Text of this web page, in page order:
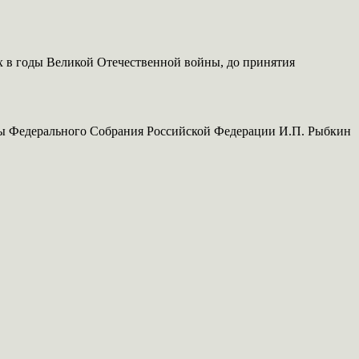
годы Великой Отечественной войны, до принятия
Федерального Собрания Российской Федерации И.П. Рыбкин